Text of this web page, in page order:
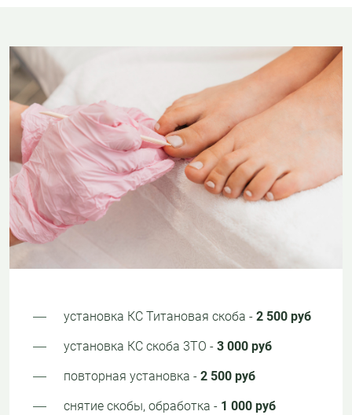
установка КС Титановая скоба - 2 500 руб
установка КС скоба 3ТО - 3 000 руб
повторная установка - 2 500 руб
снятие скобы, обработка - 1 000 руб